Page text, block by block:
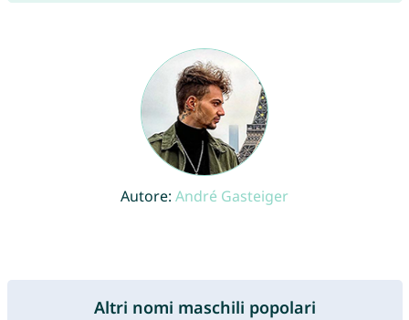
Autore: André Gasteiger
Altri nomi maschili popolari